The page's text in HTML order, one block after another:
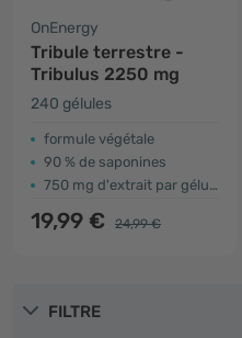
OnEnergy
Tribule terrestre -
Tribulus 2250 mg
240 gélules
formule végétale
90 % de saponines
750 mg d'extrait par gélule
19,99 € 24,99 €
FILTRE